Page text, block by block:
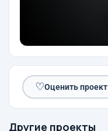
♡Оценить проект
Другие проекты